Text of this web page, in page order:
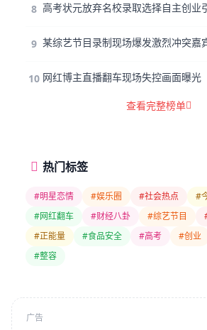
8 高考状元放弃名校录取选择自主创业
9 某综艺节目录制现场爆发激烈冲突嘉
10 网红博主直播翻车现场失控画面曝光
查看完整榜单
热门标签
#明星恋情 #娱乐圈 #社会热点
#
#网红翻车
#财经八卦 #综艺节目
#正能量
#食品安全 #高考 #创业
#整容
广告